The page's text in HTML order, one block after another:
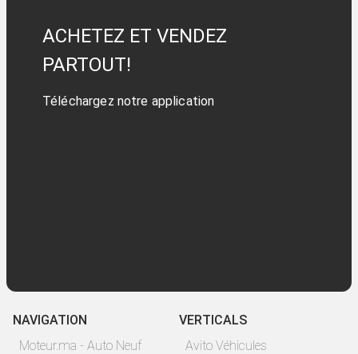
ACHETEZ ET VENDEZ
PARTOUT!
Téléchargez notre application
NAVIGATION
Moteur.ma - Auto Neuf
VERTICALS
Avito Véhicules